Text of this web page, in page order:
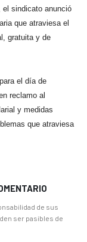
el sindicato anunció
que atraviesa el
gratuita y de
el día de
reclamo al
y medidas
que atraviesa
de sus
ser pasibles de